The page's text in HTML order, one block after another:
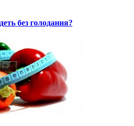
без голодания?